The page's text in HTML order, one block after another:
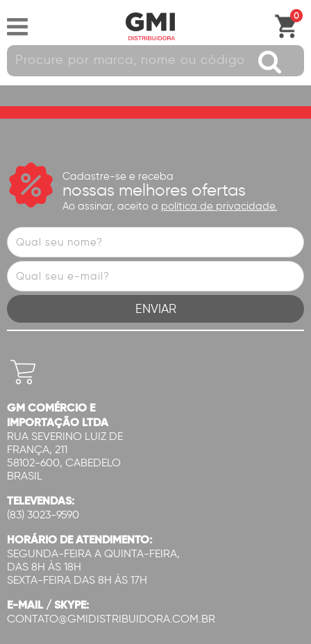
0
Cadastre-se e receba
nossas melhores ofertas
Ao assinar, aceito a política de privacidade.
GM COMÉRCIO E
IMPORTAÇÃO LTDA
RUA SEVERINO LUIZ DE
FRANÇA, 211
58102-600, CABEDELO
BRASIL
TELEVENDAS:
(83) 3023-9590
HORÁRIO DE ATENDIMENTO:
SEGUNDA-FEIRA A QUINTA-FEIRA,
DAS 8H ÀS 18H
SEXTA-FEIRA DAS 8H ÀS 17H
E-MAIL / SKYPE:
CONTATO@GMIDISTRIBUIDORA.COM.BR